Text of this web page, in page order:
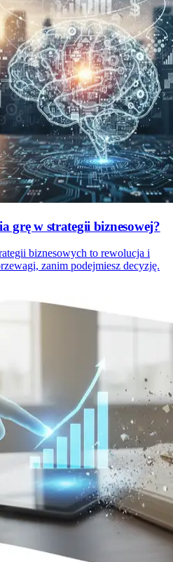
grę w strategii biznesowej?
biznesowych to rewolucja i
zanim podejmiesz decyzję.